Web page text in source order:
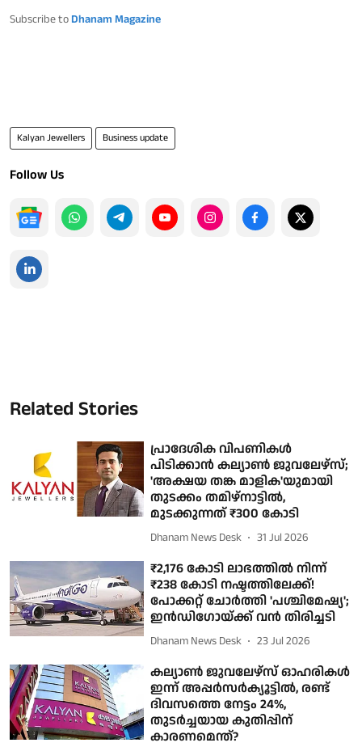
Subscribe to Dhanam Magazine
Kalyan Jewellers Business update
Follow Us
Related Stories
പ്രാദേശിക വിപണികള്‍
പിടിക്കാന്‍ കല്യാണ്‍ ജുവലേഴ്സ്;
'അക്ഷയ തങ്ക മാളിക'യുമായി
തുടക്കം തമിഴ്നാട്ടില്‍,
മുടക്കുന്നത് ₹300 കോടി
Dhanam News Desk 31 Jul 2026
₹2,176 കോടി ലാഭത്തില്‍ നിന്ന്
₹238 കോടി നഷ്ടത്തിലേക്ക്!
പോക്കറ്റ് ചോര്‍ത്തി 'പശ്ചിമേഷ്യ';
ഇന്‍ഡിഗോയ്ക്ക് വന്‍ തിരിച്ചടി
Dhanam News Desk 23 Jul 2026
കല്യാണ്‍ ജുവലേഴ്‌സ്‌ ഓഹരികള്‍
ഇന്ന് അപ്പര്‍സര്‍ക്യൂട്ടില്‍, രണ്ട്
ദിവസത്തെ നേട്ടം 24%,
തുടര്‍ച്ചയായ കുതിപ്പിന്
കാരണമെന്ത്?